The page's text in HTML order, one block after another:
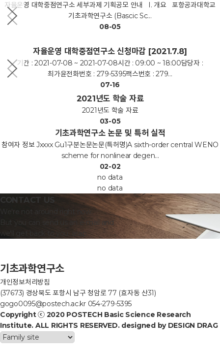
자율운영 대학중점연구소 세부과제 기획공모 안내 I. 개요 포항공과대학교
기초과학연구소 (Bascic Sc...
08-05
자율운영 대학중점연구소 신청마감 [2021.7.8]
기간 : 2021-07-08 ~ 2021-07-08시간 : 09:00 ~ 18:00담당자 :
최가윤전화번호 : 279-5395팩스번호 : 279...
07-16
2021년도 학술 자료
2021년도 학술 자료
03-05
기초과학연구소 논문 및 특허 실적
참여자 정보 Jxxxx Gu1구분논문논문(특허명)A sixth-order central WENO
scheme for nonlinear degen...
02-02
no data
no data
CONTACT US
We're not around right now.
But you can send us an e-mail and
we'll get back to you. asap.
기초과학연구소
개인정보처리방침
(37673) 경상북도 포항시 남구 청암로 77 (효자동 산31)
gogo0095@postech.ac.kr054-279-5395
Copyright ⓒ 2020 POSTECH Basic Science Research
Institute. ALL RIGHTS RESERVED. designed by DESIGN DRAG